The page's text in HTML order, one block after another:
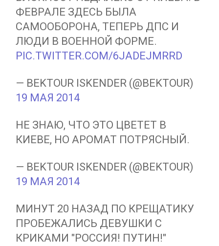
ФЕВРАЛЕ ЗДЕСЬ БЫЛА
САМООБОРОНА, ТЕПЕРЬ ДПС И
ЛЮДИ В ВОЕННОЙ ФОРМЕ.
PIC.TWITTER.COM/6JADEJMRRD
— BEKTOUR ISKENDER (@BEKTOUR)
19 МАЯ 2014
НЕ ЗНАЮ, ЧТО ЭТО ЦВЕТЕТ В
КИЕВЕ, НО АРОМАТ ПОТРЯСНЫЙ.
— BEKTOUR ISKENDER (@BEKTOUR)
19 МАЯ 2014
МИНУТ 20 НАЗАД ПО КРЕЩАТИКУ
ПРОБЕЖАЛИСЬ ДЕВУШКИ С
КРИКАМИ "РОССИЯ! ПУТИН!"